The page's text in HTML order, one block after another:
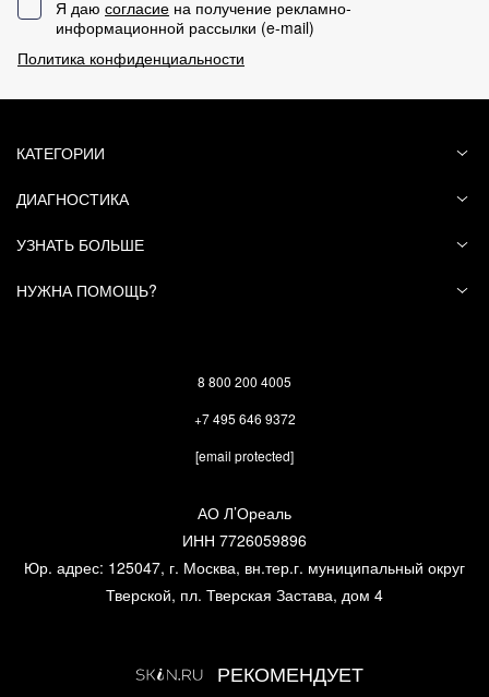
Я даю согласие на получение рекламно-
информационной рассылки (e-mail)
Политика конфиденциальности
8 800 200 4005
+7 495 646 9372
[email protected]
АО Л’Ореаль
ИНН 7726059896
Юр. адрес: 125047, г. Москва, вн.тер.г. муниципальный округ
Тверской, пл. Тверская Застава, дом 4
РЕКОМЕНДУЕТ
КАТЕГОРИИ
ДИАГНОСТИКА
УЗНАТЬ БОЛЬШЕ
НУЖНА ПОМОЩЬ?